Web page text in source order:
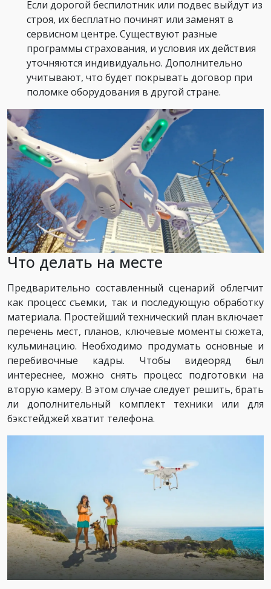
Если дорогой беспилотник или подвес выйдут из
строя, их бесплатно починят или заменят в
сервисном центре. Существуют разные
программы страхования, и условия их действия
уточняются индивидуально. Дополнительно
учитывают, что будет покрывать договор при
поломке оборудования в другой стране.
Что делать на месте
Предварительно составленный сценарий облегчит
как процесс съемки, так и последующую обработку
материала. Простейший технический план включает
перечень мест, планов, ключевые моменты сюжета,
кульминацию. Необходимо продумать основные и
перебивочные кадры. Чтобы видеоряд был
интереснее, можно снять процесс подготовки на
вторую камеру. В этом случае следует решить, брать
ли дополнительный комплект техники или для
бэкстейджей хватит телефона.